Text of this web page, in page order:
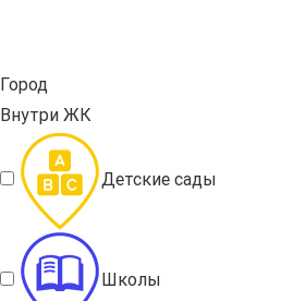
Город
Внутри ЖК
Детские сады
Школы